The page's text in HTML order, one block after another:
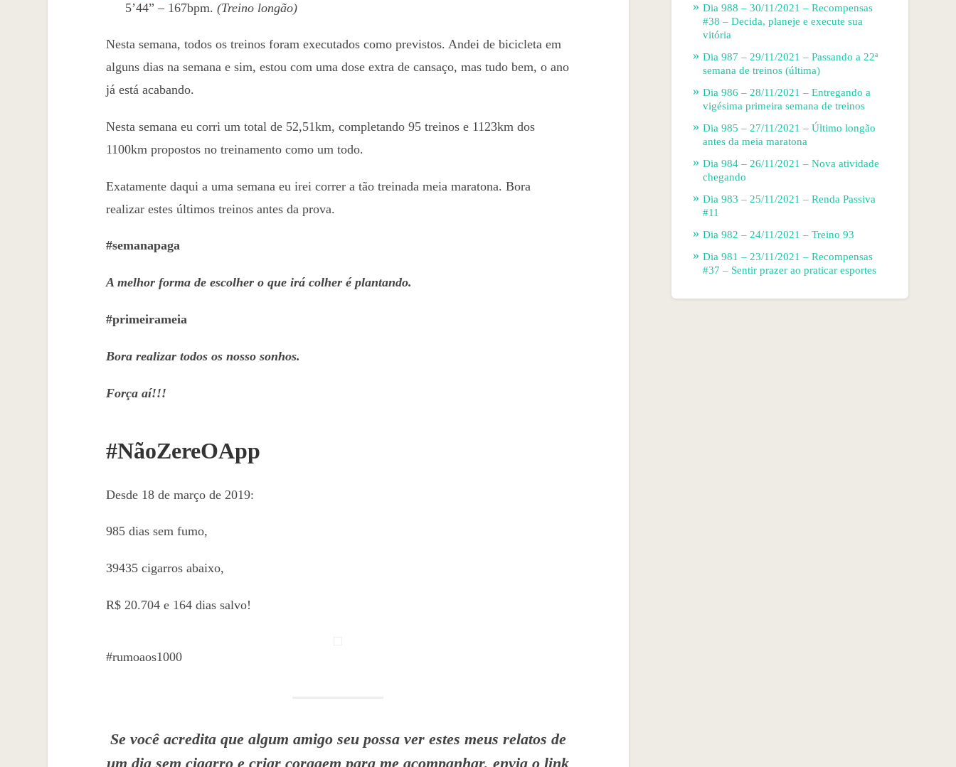
5’44” – 167bpm. (Treino longão)
Nesta semana, todos os treinos foram executados como previstos. Andei de bicicleta em
alguns dias na semana e sim, estou com uma dose extra de cansaço, mas tudo bem, o ano
já está acabando.
Nesta semana eu corri um total de 52,51km, completando 95 treinos e 1123km dos
1100km propostos no treinamento como um todo.
Exatamente daqui a uma semana eu irei correr a tão treinada meia maratona. Bora
realizar estes últimos treinos antes da prova.
#semanapaga
A melhor forma de escolher o que irá colher é plantando.
#primeirameia
Bora realizar todos os nosso sonhos.
Força aí!!!
#NãoZereOApp
Desde 18 de março de 2019:
985 dias sem fumo,
39435 cigarros abaixo,
R$ 20.704 e 164 dias salvo!
#rumoaos1000
Se você acredita que algum amigo seu possa ver estes meus relatos de
um dia sem cigarro e criar coragem para me acompanhar, envia o link
Dia 988 – 30/11/2021 – Recompensas
#38 – Decida, planeje e execute sua
vitória
Dia 987 – 29/11/2021 – Passando a 22ª
semana de treinos (última)
Dia 986 – 28/11/2021 – Entregando a
vigésima primeira semana de treinos
Dia 985 – 27/11/2021 – Último longão
antes da meia maratona
Dia 984 – 26/11/2021 – Nova atividade
chegando
Dia 983 – 25/11/2021 – Renda Passiva
#11
Dia 982 – 24/11/2021 – Treino 93
Dia 981 – 23/11/2021 – Recompensas
#37 – Sentir prazer ao praticar esportes